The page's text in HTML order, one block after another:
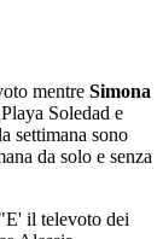
mentre Simona
Soledad e
settimana sono
da solo e senza
"E' il televoto dei